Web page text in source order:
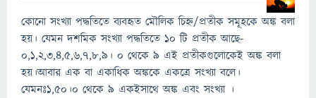
কোনো সংখ্যা পদ্ধতিতে ব্যবহৃত মৌলিক চিহ্ন/প্রতীক সমূহকে অঙ্ক বলা
হয়। যেমন দশমিক সংখ্যা পদ্ধতিতে ১০ টি প্রতীক আছে-
০,১,২,৩,৪,৫,৬,৭,৮,৯। ০ থেকে ৯ এই প্রতীকগুলোকেই অঙ্ক বলা
হয়।আবার এক বা একাধিক অঙ্ককে একত্রে সংখ্যা বলে।
যেমনঃ১,৫০।০ থেকে ৯ একইসাথে অঙ্ক এবং সংখ্যা ।